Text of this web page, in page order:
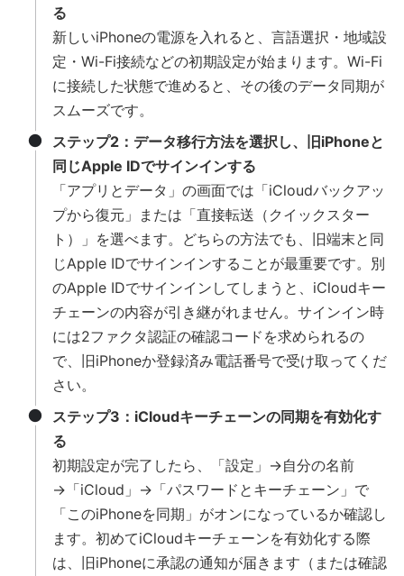
る
新しいiPhoneの電源を入れると、言語選択・地域設
定・Wi-Fi接続などの初期設定が始まります。Wi-Fi
に接続した状態で進めると、その後のデータ同期が
スムーズです。
ステップ2：データ移行方法を選択し、旧iPhoneと
同じApple IDでサインインする
「アプリとデータ」の画面では「iCloudバックアッ
プから復元」または「直接転送（クイックスター
ト）」を選べます。どちらの方法でも、旧端末と同
じApple IDでサインインすることが最重要です。別
のApple IDでサインインしてしまうと、iCloudキー
チェーンの内容が引き継がれません。サインイン時
には2ファクタ認証の確認コードを求められるの
で、旧iPhoneか登録済み電話番号で受け取ってくだ
さい。
ステップ3：iCloudキーチェーンの同期を有効化す
る
初期設定が完了したら、「設定」→自分の名前
→「iCloud」→「パスワードとキーチェーン」で
「このiPhoneを同期」がオンになっているか確認し
ます。初めてiCloudキーチェーンを有効化する際
は、旧iPhoneに承認の通知が届きます（または確認